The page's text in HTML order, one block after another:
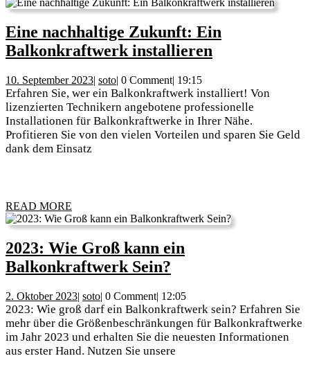
Eine nachhaltige Zukunft: Ein
Balkonkraftwerk installieren
Zukunft:
Ein
installieren
10. September 202310.
September
2023
| sotosoto
| 0 Comment| 19:15
Erfahren Sie, wer ein Balkonkraftwerk installiert! Von
lizenzierten Technikern angebotene professionelle
Installationen für Balkonkraftwerke in Ihrer Nähe.
Profitieren Sie von den vielen Vorteilen und sparen Sie Geld
dank dem Einsatz
READ MORE
MORE
2023: Wie Groß kann ein
Balkonkraftwerk Sein?
Groß
kann
ein
Balkonkraftwerk
2. Oktober 20232.
Oktober
2023
| sotosoto
| 0 Comment| 12:05
2023: Wie groß darf ein Balkonkraftwerk sein? Erfahren Sie
mehr über die Größenbeschränkungen für Balkonkraftwerke
im Jahr 2023 und erhalten Sie die neuesten Informationen
aus erster Hand. Nutzen Sie unsere